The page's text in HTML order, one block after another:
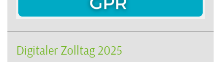
Digitaler Zolltag 2025